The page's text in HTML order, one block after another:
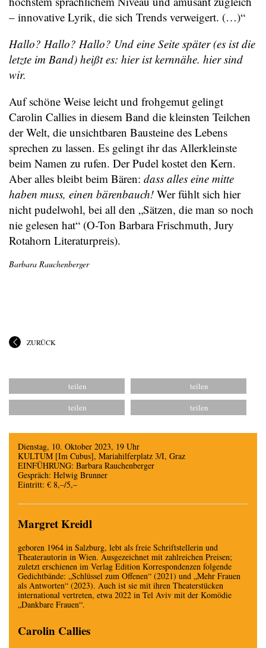
– innovative Lyrik, die sich Trends verweigert. (…)“
Hallo? Hallo? Hallo? Und eine Seite später (es ist die
letzte im Band) heißt es: hier ist kernnähe. hier sind
wir.
Auf schöne Weise leicht und frohgemut gelingt
Carolin Callies in diesem Band die kleinsten Teilchen
der Welt, die unsichtbaren Bausteine des Lebens
sprechen zu lassen. Es gelingt ihr das Allerkleinste
beim Namen zu rufen. Der Pudel kostet den Kern.
Aber alles bleibt beim Bären: dass alles eine mitte
haben muss, einen bärenbauch! Wer fühlt sich hier
nicht pudelwohl, bei all den „Sätzen, die man so noch
nie gelesen hat“ (O-Ton Barbara Frischmuth, Jury
Rotahorn Literaturpreis).
Barbara Rauchenberger
ZURÜCK
Dienstag, 10. Oktober 2023, 19 Uhr
KULTUM [Im Cubus], Mariahilferplatz 3/I, Graz
EINFÜHRUNG: Barbara Rauchenberger
Gespräch: Helwig Brunner
Eintritt: € 8,–/5,–
Margret Kreidl
geboren 1964 in Salzburg, lebt als freie Schriftstellerin und
Theaterautorin in Wien. Ausgezeichnet mit zahlreichen Preisen;
zuletzt erschienen im Verlag Edition Korrespondenzen folgende
Gedichtbände: „Schlüssel zum Offenen“ (2021) und „Mehr Frauen
als Antworten“ (2023). Auch ist sie mit ihren Theaterstücken
international vertreten, etwa 2022 in Tel Aviv mit der Komödie
„Dankbare Frauen“.
Carolin Callies